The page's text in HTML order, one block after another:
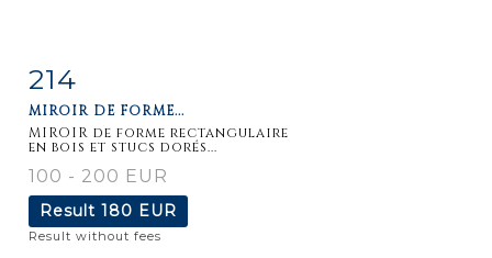
Item detail
214
MIROIR DE FORME...
MIROIR de forme rectangulaire
en bois et stucs dorés...
100 - 200 EUR
Result 180 EUR
Result without fees